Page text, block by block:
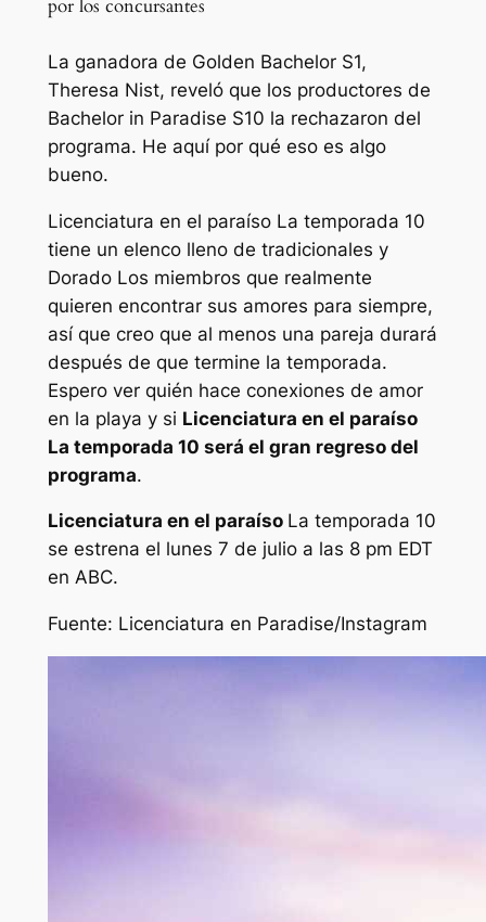
por los concursantes
La ganadora de Golden Bachelor S1,
Theresa Nist, reveló que los productores de
Bachelor in Paradise S10 la rechazaron del
programa. He aquí por qué eso es algo
bueno.
Licenciatura en el paraísoLa temporada 10
tiene un elenco lleno de tradicionales y
Dorado Los miembros que realmente
quieren encontrar sus amores para siempre,
así que creo que al menos una pareja durará
después de que termine la temporada.
Espero ver quién hace conexiones de amor
en la playa y si Licenciatura en el paraíso
La temporada 10 será el gran regreso del
programa.
Licenciatura en el paraíso La temporada 10
se estrena el lunes 7 de julio a las 8 pm EDT
en ABC.
Fuente: Licenciatura en Paradise/Instagram